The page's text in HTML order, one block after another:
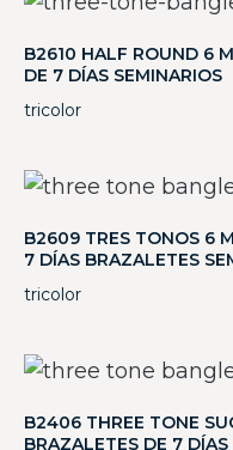
B2610 HALF ROUND 6
DE 7 DÍAS SEMINARIOS
tricolor
B2609 TRES TONOS 6
7 DÍAS BRAZALETES
tricolor
B2406 THREE TONE
BRAZALETES DE 7